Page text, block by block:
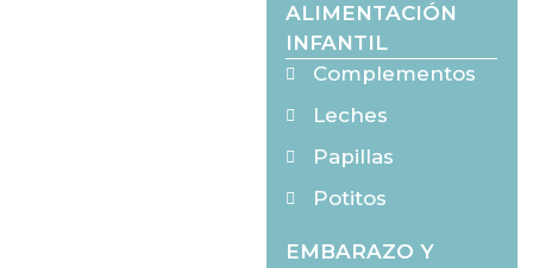
ALIMENTACIÓN
INFANTIL
Complementos
Leches
Papillas
Potitos
EMBARAZO Y